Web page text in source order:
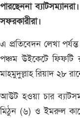
পারছেননা
সফরকারীরা।
এ প্রতিবেদন লেখা
পঞ্চম উইকেটে ফিফটি
মাহমুদুল্লাহ রিয়াদ ২৮
আউট হওয়া চার
মিঠুন (৬) ও ইমরুল